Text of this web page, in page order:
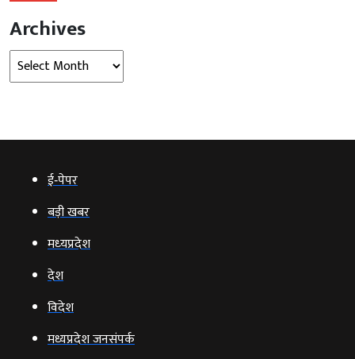
Archives
Archives
ई‑पेपर
बड़ी खबर
मध्‍यप्रदेश
देश
विदेश
मध्यप्रदेश जनसंपर्क